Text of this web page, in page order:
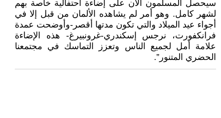
سيحصل المسلمون الآن على إضاءة احتفالية خاصة بهم
لشهر كامل. وهو أمر لم يشاهده الألمان من قبل إلا في
أجواء عيد الميلاد والتي تكون مدتها أقصر-وأوضحت عمدة
فرانكفورت، نرجس إسكندري-غرونبيرغ- هذه الإضاءة
علامة أمل لجميع الناس وتعزز التماسك في مجتمعنا
الحضري المتنور”.